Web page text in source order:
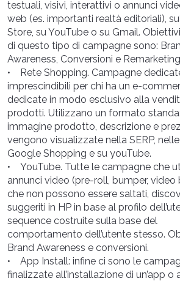
testuali, visivi, interattivi o annunci
web (es. importanti realtà editoriali),
Store, su YouTube o su Gmail.
di questo tipo di campagne sono:
Awareness, Conversioni e
• Rete Shopping. Campagne
imprescindibili per chi ha un e-
dedicate in modo esclusivo alla
prodotti. Utilizzano un formato
immagine prodotto, descrizione e
vengono visualizzate nella SERP,
Google Shopping e su youTube.
• YouTube. Tutte le campagne che
annunci video (pre-roll, bumper, video
che non possono essere saltati,
suggeriti in HP in base al profilo
sequence costruite sulla base del
comportamento dell’utente stesso.
Brand Awareness e conversioni.
• App Install: infine ci sono le
finalizzate all’installazione di un’app o